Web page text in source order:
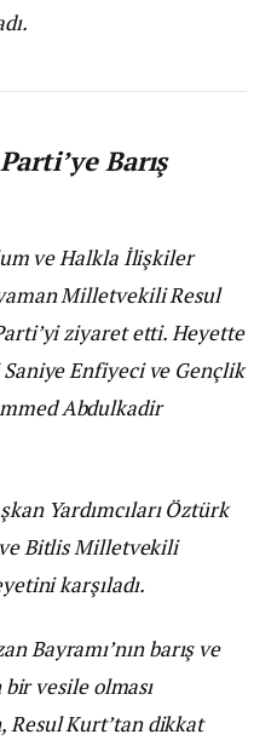
Barış
ve Halkla İlişkiler
Milletvekili Resul
ziyaret etti. Heyette
Saniye Enfiyeci ve Gençlik
Abdulkadir
Yardımcıları Öztürk
Bitlis Milletvekili
karşıladı.
Bayramı’nın barış ve
vesile olması
Kurt’tan dikkat